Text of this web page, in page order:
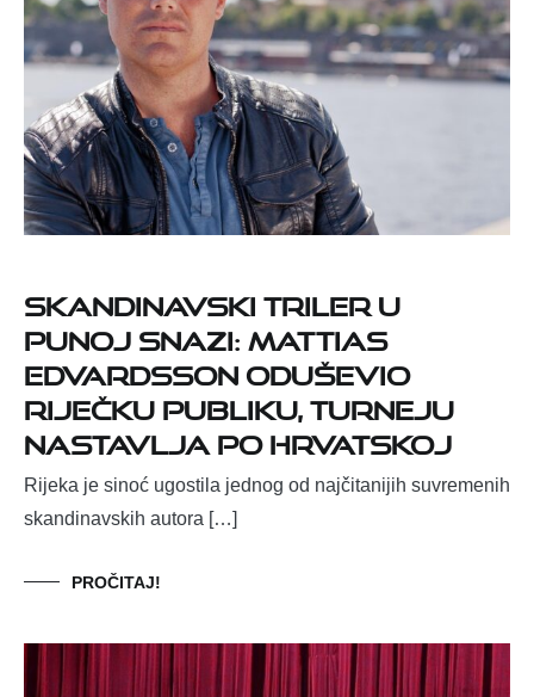
Skandinavski triler u
punoj snazi: Mattias
Edvardsson oduševio
riječku publiku, turneju
nastavlja po Hrvatskoj
Rijeka je sinoć ugostila jednog od najčitanijih suvremenih
skandinavskih autora […]
PROČITAJ!